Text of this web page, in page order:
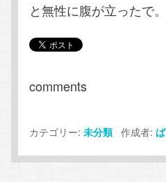
と無性に腹が立ったで。
comments
カテゴリー:未分類作成者: